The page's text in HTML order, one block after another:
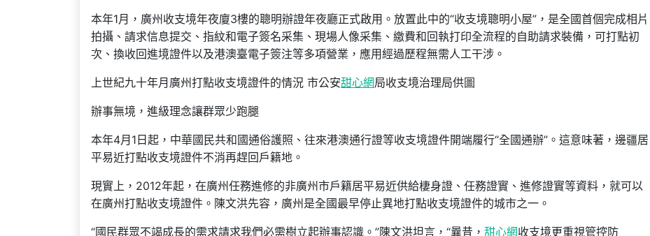
本年1月，廣州收支境年夜廈3樓的聰明辦證年夜廳正式啟用。放置此中的“收支境聰明小屋”，是全國首個完成相片
拍攝、請求信息提交、指紋和電子簽名采集、現場人像采集、繳費和回執打印全流程的自助請求裝備，可打點初
次、換收回進境證件以及港澳臺電子簽注等多項營業，應用經過歷程無需人工干涉。
上世紀九十年月廣州打點收支境證件的情況 市公安甜心網局收支境治理局供圖
辦事無境，進級理念讓群眾少跑腿
本年4月1日起，中華國民共和國通俗護照、往來港澳通行證等收支境證件開端履行“全國通辦”。這意味著，邊疆居
平易近打點收支境證件不消再趕回戶籍地。
現實上，2012年起，在廣州任務進修的非廣州市戶籍居平易近供給棲身證、任務證實、進修證實等資料，就可以
在廣州打點收支境證件。陳文洪先容，廣州是全國最早停止異地打點收支境證件的城市之一。
“國民群眾不竭成長的需求請求我們必需樹立起辦事認識。”陳文洪坦言，“曩昔， 甜心網收支境更重視管控防